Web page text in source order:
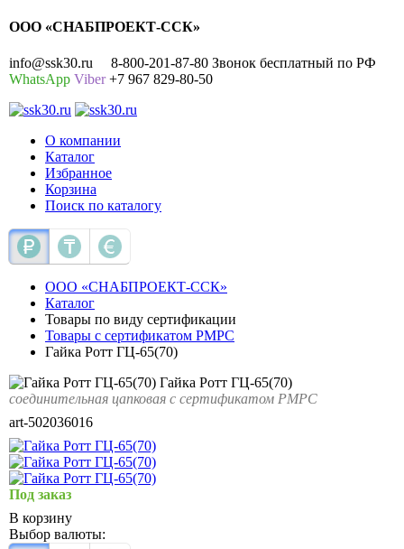
ООО «СНАБПРОЕКТ-ССК»
info@ssk30.ru
8-800-201-87-80 Звонок бесплатный по РФ
WhatsApp Viber+7 967 829-80-50
О компании
Каталог
Избранное
Корзина
Поиск по каталогу
ООО «СНАБПРОЕКТ-ССК»
Каталог
Товары по виду сертификации
Товары с сертификатом РМРС
Гайка Ротт ГЦ-65(70)
Гайка Ротт ГЦ-65(70)
соединительная цапковая с сертификатом РМРС
art-502036016
Под заказ
В корзину
Выбор валюты: